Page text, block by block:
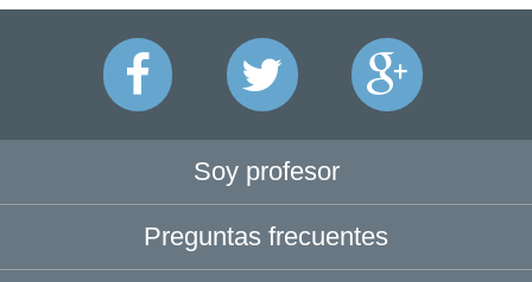
Soy profesor
Preguntas frecuentes